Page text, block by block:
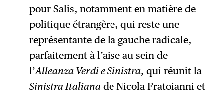
pour Salis, notamment en matière de
politique étrangère, qui reste une
représentante de la gauche radicale,
parfaitement à l’aise au sein de
l’Alleanza Verdi e Sinistra, qui réunit la
Sinistra Italianade Nicola Fratoianni et